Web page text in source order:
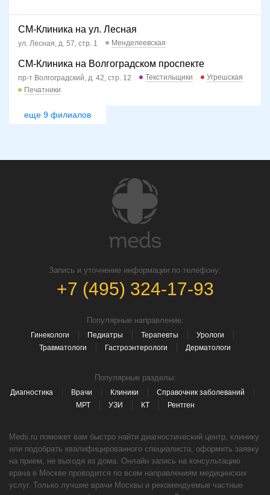
СМ-Клиника на ул. Лесная
ул. Лесная, д. 57, стр. 1 Менделеевская
СМ-Клиника на Волгоградском проспекте
пр-т Волгоградский, д. 42, стр. 12 Текстильщики
Угрешская
Печатники
еще 9 филиалов
Запись и уточнение информации по телефону:
+7 (495) 324-17-93
Популярные направление:
Гинекологи Педиатры Терапевты
Урологи
Травматологи
Гастроэнтерологи Дерматологи
Популярные разделы:
Диагностика Врачи Клиники
Справочник заболеваний
МРТ
УЗИ КТ Рентген
Meds.ru поможет вам быстро найти диагностический центр, клинику
или подобрать квалифицированного специалиста, оформить заявку
на прием, не выходя из дома. Онлайн запись на консультацию
врача в Москве проводится по всем направлениям медицинских
услуг. Только лучшие врачи Москвы и рекомендуемые частные